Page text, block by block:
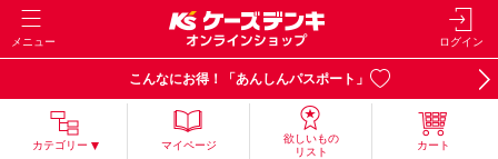
メニュー ログイン
こんなにお得！「あんしんパスポート」
カテゴリー マイページ
欲しいもの
リスト
カート